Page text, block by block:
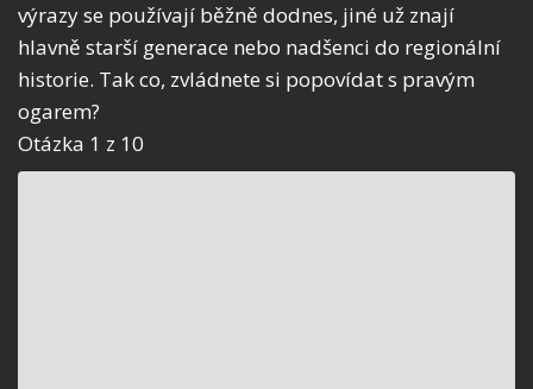
výrazy se používají běžně dodnes, jiné už znají
hlavně starší generace nebo nadšenci do regionální
historie. Tak co, zvládnete si popovídat s pravým
ogarem?
Otázka 1 z 10